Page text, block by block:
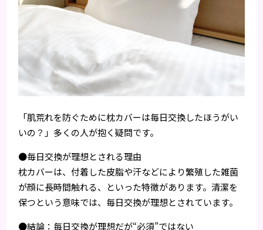
「肌荒れを防ぐために枕カバーは毎日交換したほうがい
いの？」多くの人が抱く疑問です。
●毎日交換が理想とされる理由
枕カバーは、付着した皮脂や汗などにより繁殖した雑菌
が顔に長時間触れる、といった特徴があります。清潔を
保つという意味では、毎日交換が理想とされています。
●結論：毎日交換が理想だが“必須”ではない